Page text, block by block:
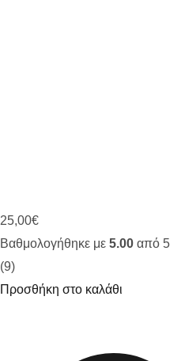
25,00€
Βαθμολογήθηκε με 5.00 από 5
(9)
Προσθήκη στο καλάθι